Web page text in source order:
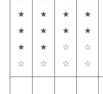
★
★
☆
☆
★
★
☆
☆
★
★
★
☆
★
★
★
☆